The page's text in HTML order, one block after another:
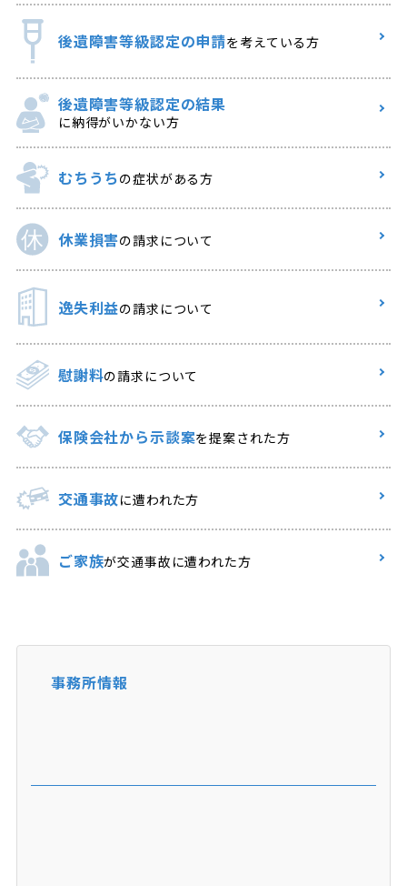
後遺障害等級認定の申請を考えている方
後遺障害等級認定の結果
に納得がいかない方
むちうちの症状がある方
休業損害の請求について
逸失利益の請求について
慰謝料の請求について
保険会社から示談案を提案された方
交通事故に遭われた方
ご家族が交通事故に遭われた方
事務所情報